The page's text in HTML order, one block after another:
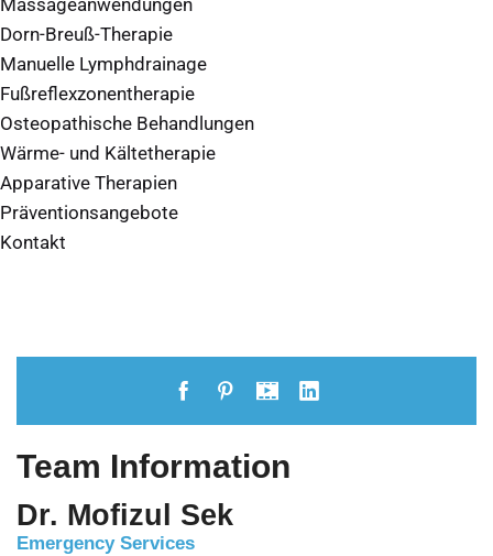
Massageanwendungen
Dorn-Breuß-Therapie
Manuelle Lymphdrainage
Fußreflexzonentherapie
Osteopathische Behandlungen
Wärme- und Kältetherapie
Apparative Therapien
Präventionsangebote
Kontakt
Team Information
Dr. Mofizul Sek
Emergency Services